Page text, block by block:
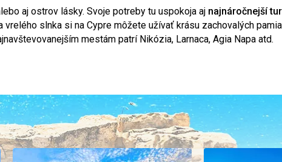
aj ostrov lásky. Svoje potreby tu uspokoja aj najnáročnejší
vrelého slnka si na Cypre môžete užívať krásu zachovalých
mestám patrí Nikózia, Larnaca, Agia Napa atd.